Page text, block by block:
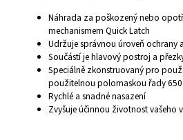
Náhrada za poškozený nebo
mechanismem Quick Latch
Udržuje správnou úroveň ochrany
Součástí je hlavový postroj a
Speciálně zkonstruovaný pro
použitelnou polomaskou řady
Rychlé a snadné nasazení
Zvyšuje účinnou životnost vašeho